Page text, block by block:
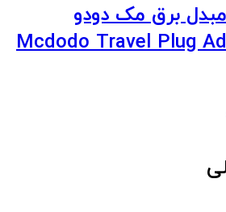
برق مک دودو
Mcdodo Travel Plug